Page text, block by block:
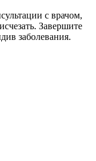
с врачом,
Завершите
заболевания.